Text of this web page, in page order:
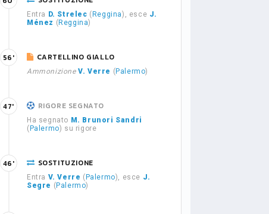
Entra D. Strelec ( Reggina), esce J.
Ménez ( Reggina)
CARTELLINO GIALLO
Ammonizione V. Verre ( Palermo)
56'
RIGORE SEGNATO
Ha segnato M. Brunori Sandri
( Palermo) su rigore
47'
SOSTITUZIONE
Entra V. Verre ( Palermo), esce J.
Segre ( Palermo)
46'